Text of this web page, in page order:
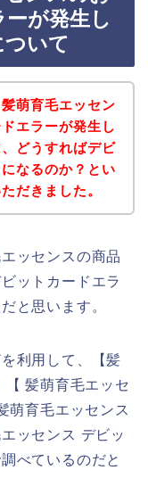
が発生し
いて
萌育毛エッセン
エラーが発生し
どうすればデビ
なるのか？とい
だきました。
ッセンスの商品
ットカードエラ
と思います。
利用して、【髪
髪萌育毛エッセ
育毛エッセンス
ッセンス デビッ
べているのだと